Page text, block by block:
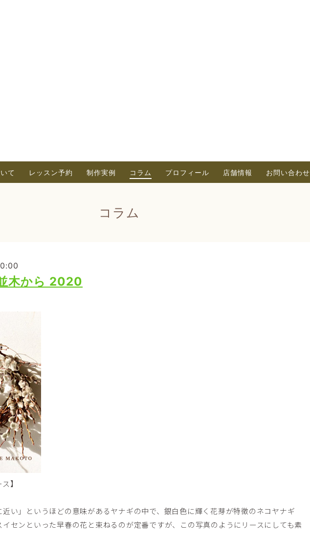
て レッスン予約 制作実例 コラム プロフィール 店舗情報 お問い合わせ
コラム
木から 2020
】
い」というほどの意味があるヤナギの中で、銀白色に輝く花芽が特徴のネコヤナギ
センといった早春の花と束ねるのが定番ですが、この写真のようにリースにしても素